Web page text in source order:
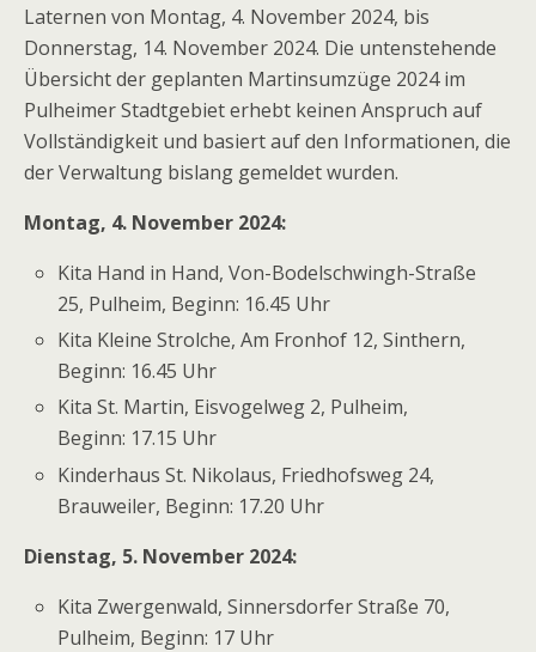
Laternen von Montag, 4. November 2024, bis
Donnerstag, 14. November 2024. Die untenstehende
Übersicht der geplanten Martinsumzüge 2024 im
Pulheimer Stadtgebiet erhebt keinen Anspruch auf
Vollständigkeit und basiert auf den Informationen, die
der Verwaltung bislang gemeldet wurden.
Montag, 4. November 2024:
Kita Hand in Hand, Von-Bodelschwingh-Straße
25, Pulheim, Beginn: 16.45 Uhr
Kita Kleine Strolche, Am Fronhof 12, Sinthern,
Beginn: 16.45 Uhr
Kita St. Martin, Eisvogelweg 2, Pulheim,
Beginn: 17.15 Uhr
Kinderhaus St. Nikolaus, Friedhofsweg 24,
Brauweiler, Beginn: 17.20 Uhr
Dienstag, 5. November 2024:
Kita Zwergenwald, Sinnersdorfer Straße 70,
Pulheim, Beginn: 17 Uhr